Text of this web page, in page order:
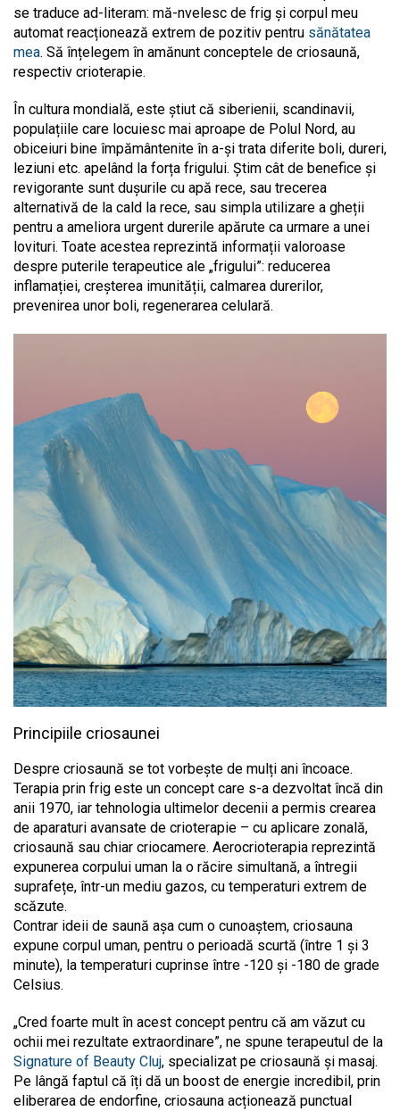
se traduce ad-literam: mă-nvelesc de frig și corpul meu
automat reacționează extrem de pozitiv pentru sănătatea
mea. Să înțelegem în amănunt conceptele de criosaună,
respectiv crioterapie.
În cultura mondială, este știut că siberienii, scandinavii,
populațiile care locuiesc mai aproape de Polul Nord, au
obiceiuri bine împământenite în a-și trata diferite boli, dureri,
leziuni etc. apelând la forța frigului. Știm cât de benefice și
revigorante sunt dușurile cu apă rece, sau trecerea
alternativă de la cald la rece, sau simpla utilizare a gheții
pentru a ameliora urgent durerile apărute ca urmare a unei
lovituri. Toate acestea reprezintă informații valoroase
despre puterile terapeutice ale „frigului”: reducerea
inflamației, creșterea imunității, calmarea durerilor,
prevenirea unor boli, regenerarea celulară.
Principiile criosaunei
Despre criosaună se tot vorbește de mulți ani încoace.
Terapia prin frig este un concept care s-a dezvoltat încă din
anii 1970, iar tehnologia ultimelor decenii a permis crearea
de aparaturi avansate de crioterapie – cu aplicare zonală,
criosaună sau chiar criocamere. Aerocrioterapia reprezintă
expunerea corpului uman la o răcire simultană, a întregii
suprafețe, într-un mediu gazos, cu temperaturi extrem de
scăzute.
Contrar ideii de saună așa cum o cunoaștem, criosauna
expune corpul uman, pentru o perioadă scurtă (între 1 și 3
minute), la temperaturi cuprinse între -120 și -180 de grade
Celsius.
„Cred foarte mult în acest concept pentru că am văzut cu
ochii mei rezultate extraordinare”, ne spune terapeutul de la
Signature of Beauty Cluj, specializat pe criosaună și masaj.
Pe lângă faptul că îți dă un boost de energie incredibil, prin
eliberarea de endorfine, criosauna acționează punctual